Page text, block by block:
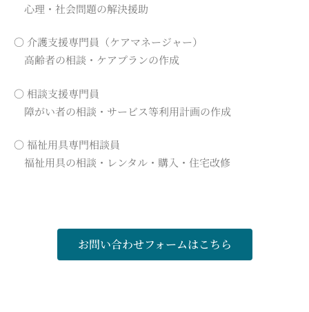
心理・社会問題の解決援助
〇 介護支援専門員（ケアマネージャー）
高齢者の相談・ケアプランの作成
〇 相談支援専門員
障がい者の相談・サービス等利用計画の作成
〇 福祉用具専門相談員
福祉用具の相談・レンタル・購入・住宅改修
お問い合わせフォームはこちら